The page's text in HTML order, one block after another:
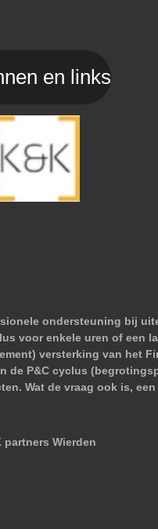
en links
ondersteuning bij
voor enkele uren of een
versterking van het
P&C cyclus
Wat de vraag ook is,
partners Wierden